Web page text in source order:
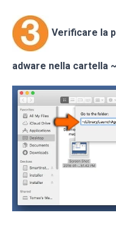
Verificare la
adware nella cartella